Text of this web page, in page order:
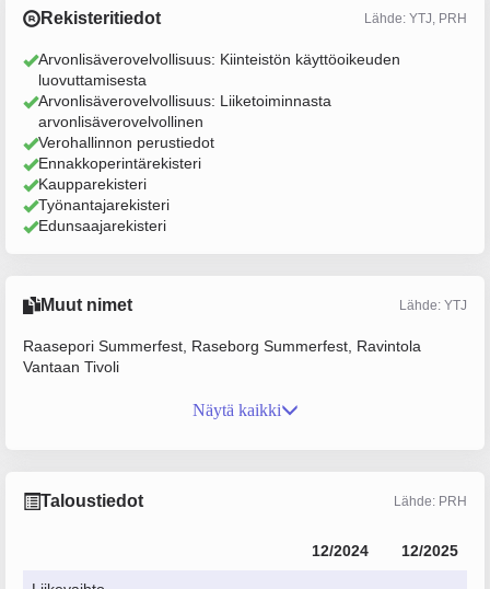
Rekisteritiedot Lähde: YTJ, PRH
Arvonlisäverovelvollisuus: Kiinteistön käyttöoikeuden
luovuttamisesta
Arvonlisäverovelvollisuus: Liiketoiminnasta
arvonlisäverovelvollinen
Verohallinnon perustiedot
Ennakkoperintärekisteri
Kaupparekisteri
Työnantajarekisteri
Edunsaajarekisteri
Muut nimet Lähde: YTJ
Raasepori Summerfest, Raseborg Summerfest, Ravintola
Vantaan Tivoli
Näytä kaikki
Taloustiedot Lähde: PRH
12/2024 12/2025